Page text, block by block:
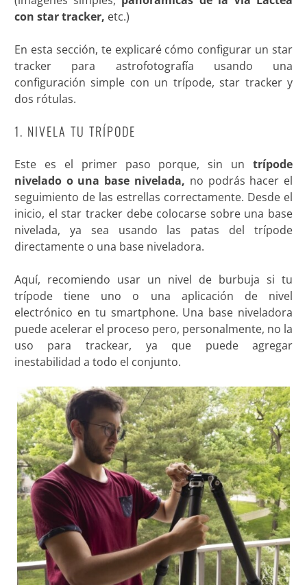
con star tracker, etc.)
En esta sección, te explicaré cómo configurar un star
tracker para astrofotografía usando una
configuración simple con un trípode, star tracker y
dos rótulas.
1. NIVELA TU TRÍPODE
Este es el primer paso porque, sin untrípode
nivelado o una base nivelada, no podrás hacer el
seguimiento de las estrellas correctamente. Desde el
inicio, el star tracker debe colocarse sobre una base
nivelada, ya sea usando las patas del trípode
directamente o una base niveladora.
Aquí, recomiendo usar un nivel de burbuja si tu
trípode tiene uno o una aplicación de nivel
electrónico en tu smartphone. Una base niveladora
puede acelerar el proceso pero, personalmente, no la
uso para trackear, ya que puede agregar
inestabilidad a todo el conjunto.